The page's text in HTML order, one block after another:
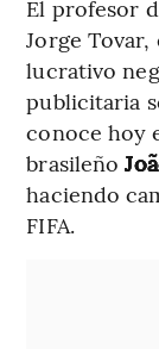
El profesor
Jorge
lucrativo
publicitaria
conoce hoy
brasileño
haciendo
FIFA.